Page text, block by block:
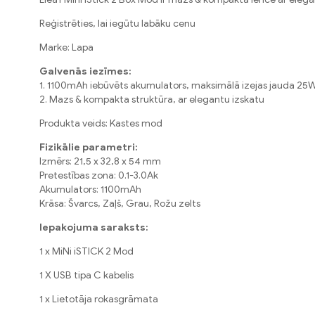
Reģistrēties, lai iegūtu labāku cenu
Marke: Lapa
Galvenās iezīmes:
1. 1100mAh iebūvēts akumulators, maksimālā izejas jauda
2. Mazs & kompakta struktūra, ar elegantu izskatu
Produkta veids: Kastes mod
Fizikālie parametri:
Izmērs: 21,5 x 32,8 x 54 mm
Pretestības zona: 0.1-3.0Ak
Akumulators: 1100mAh
Krāsa: Švarcs, Zaļš, Grau, Rožu zelts
Iepakojuma saraksts:
1 x MiNi iSTICK 2 Mod
1 X USB tipa C kabelis
1 x Lietotāja rokasgrāmata